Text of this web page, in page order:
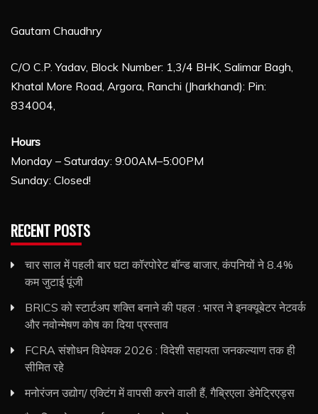
Gautam Chaudhry
C/O C.P. Yadav, Block Number: 1,3/4 BHK, Salimar Bagh,
Khatal More Road, Argora, Ranchi (Jharkhand): Pin:
834004,
Hours
Monday – Saturday: 9:00AM–5:00PM
Sunday: Closed!
RECENT POSTS
चार साल में पहली बार घटा कॉरपोरेट बॉन्ड बाजार, कंपनियों ने 8.4%
कम जुटाई पूंजी
BRICS को स्टार्टअप शक्ति बनाने की पहल : भारत ने इनक्यूबेटर नेटवर्क
और नवोन्मेषण कोष का दिया प्रस्ताव
FCRA संशोधन विधेयक 2026 : विदेशी सहायता जनकल्याण तक ही
सीमित रहे
मनोरंजन उद्योग/ एक्टिंग में वापसी करने वाली हैं, गैब्रिएला डेमेट्रिएड्स